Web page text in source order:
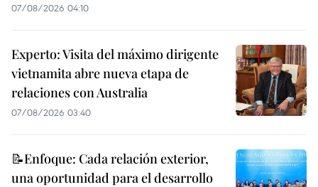
07/08/2026 04:10
Experto: Visita del máximo dirigente
vietnamita abre nueva etapa de
relaciones con Australia
07/08/2026 03:40
📝Enfoque: Cada relación exterior,
una oportunidad para el desarrollo